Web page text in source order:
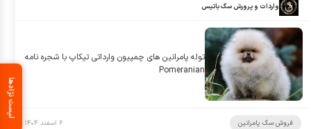
لیست نژادها
واردات و پرورش سگ باتیس
توله پامرانین های چمپیون وارداتی تیکاپ با شجره نامه
Pomeranian
فروش سگ پامرانین ۶ اسفند ۱۴۰۴